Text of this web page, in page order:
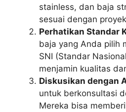
stainless, dan baja
sesuai dengan
Perhatikan Standar
baja yang Anda pilih
SNI (Standar
menjamin kualitas
Diskusikan dengan
untuk berkonsultasi
Mereka bisa